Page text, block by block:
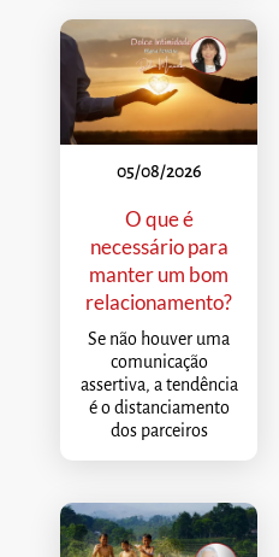
05/08/2026
O que é
necessário para
manter um bom
relacionamento?
Se não houver uma
comunicação
assertiva, a tendência
é o distanciamento
dos parceiros